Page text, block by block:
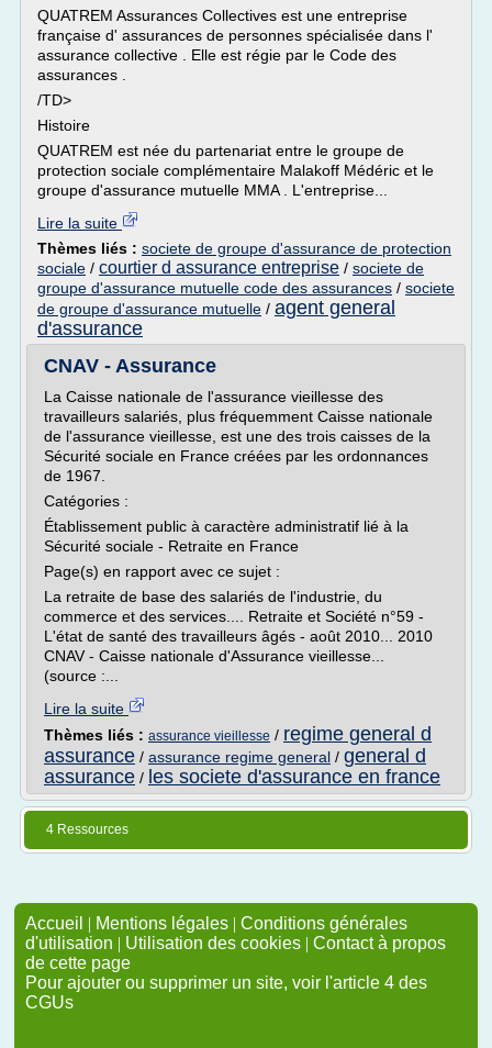
QUATREM Assurances Collectives est une entreprise
française d' assurances de personnes spécialisée dans l'
assurance collective . Elle est régie par le Code des
assurances .
/TD>
Histoire
QUATREM est née du partenariat entre le groupe de
protection sociale complémentaire Malakoff Médéric et le
groupe d'assurance mutuelle MMA . L'entreprise...
Lire la suite
Thèmes liés : societe de groupe d'assurance de protection
sociale / courtier d assurance entreprise / societe de
groupe d'assurance mutuelle code des assurances / societe
de groupe d'assurance mutuelle / agent general
d'assurance
CNAV - Assurance
La Caisse nationale de l'assurance vieillesse des
travailleurs salariés, plus fréquemment Caisse nationale
de l'assurance vieillesse, est une des trois caisses de la
Sécurité sociale en France créées par les ordonnances
de 1967.
Catégories :
Établissement public à caractère administratif lié à la
Sécurité sociale - Retraite en France
Page(s) en rapport avec ce sujet :
La retraite de base des salariés de l'industrie, du
commerce et des services.... Retraite et Société n°59 -
L'état de santé des travailleurs âgés - août 2010... 2010
CNAV - Caisse nationale d'Assurance vieillesse...
(source :...
Lire la suite
Thèmes liés : assurance vieillesse / regime general d
assurance / assurance regime general / general d
assurance / les societe d'assurance en france
4 Ressources
Accueil | Mentions légales | Conditions générales
d'utilisation | Utilisation des cookies | Contact à propos
de cette page
Pour ajouter ou supprimer un site, voir l'article 4 des
CGUs